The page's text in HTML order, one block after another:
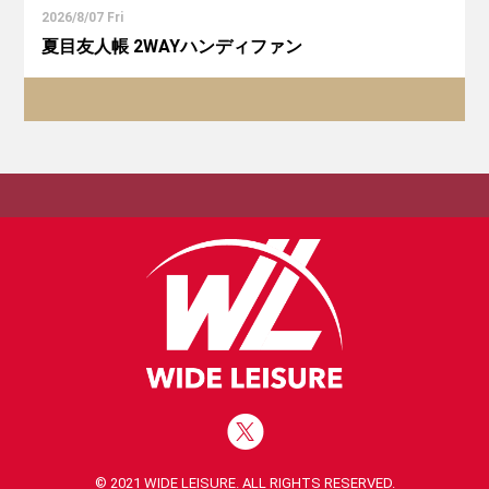
2026/8/07 Fri
夏目友人帳 2WAYハンディファン
© 2021 WIDE LEISURE. ALL RIGHTS RESERVED.